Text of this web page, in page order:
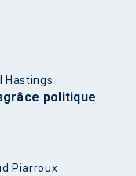
Hastings
politique
Piarroux